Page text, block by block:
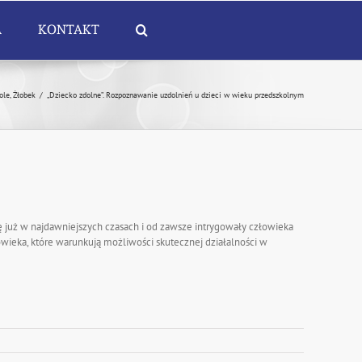
KONTAKT
,Żłobek / „Dziecko zdolne”. Rozpoznawanie uzdolnień u dzieci w wieku przedszkolnym
w najdaw­niejszych czasach i od zawsze intrygowały człowieka
które wa­runkują możliwości skutecznej działalności w